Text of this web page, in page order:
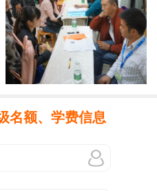
名额、学费信息